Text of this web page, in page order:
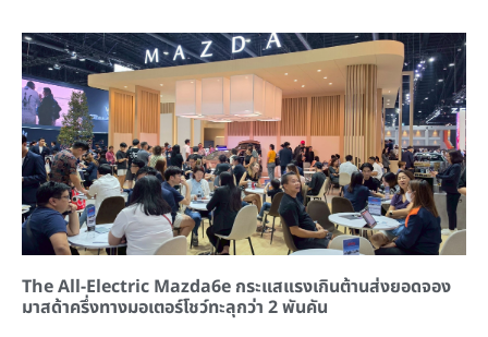
The All-Electric Mazda6e กระแสแรงเกินต้านส่งยอดจอง
มาสด้าครึ่งทางมอเตอร์โชว์ทะลุกว่า 2 พันคัน